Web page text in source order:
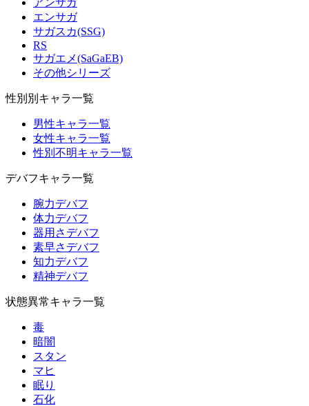
アンサガ
エンサガ
サガスカ(SSG)
RS
サガエメ(SaGaEB)
その他シリーズ
性別別キャラ一覧
男性キャラ一覧
女性キャラ一覧
性別不明キャラ一覧
デバフキャラ一覧
腕力デバフ
体力デバフ
器用さデバフ
素早さデバフ
知力デバフ
精神デバフ
状態異常キャラ一覧
毒
暗闇
スタン
マヒ
眠り
石化